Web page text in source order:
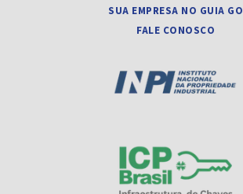
SUA EMPRESA NO GUIA GO
FALE CONOSCO